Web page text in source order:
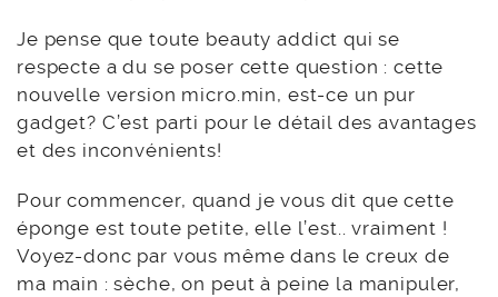
Je pense que toute beauty addict qui se
respecte a du se poser cette question : cette
nouvelle version micro.min, est-ce un pur
gadget? C’est parti pour le détail des avantages
et des inconvénients!
Pour commencer, quand je vous dit que cette
éponge est toute petite, elle l’est.. vraiment !
Voyez-donc par vous même dans le creux de
ma main : sèche, on peut à peine la manipuler,